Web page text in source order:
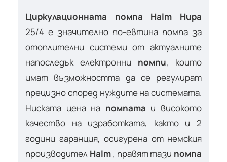
Циркулационната помпа Halm Hupa
25/4 е значително по-евтина помпа за
отоплителни системи от актуалните
напоследък електронни помпи, които
имат възможността да се регулират
прецизно според нуждите на системата.
Ниската цена на помпата и високото
качество на изработката, както и 2
години гаранция, осигурена от немския
производител Halm, правят тази помпа